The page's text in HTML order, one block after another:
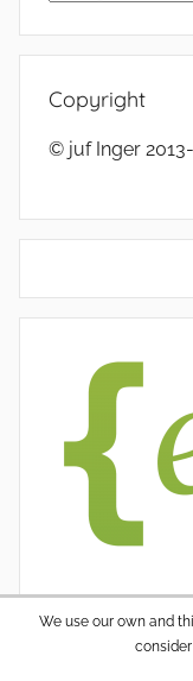
Copyright
© juf Inger
We use our own and